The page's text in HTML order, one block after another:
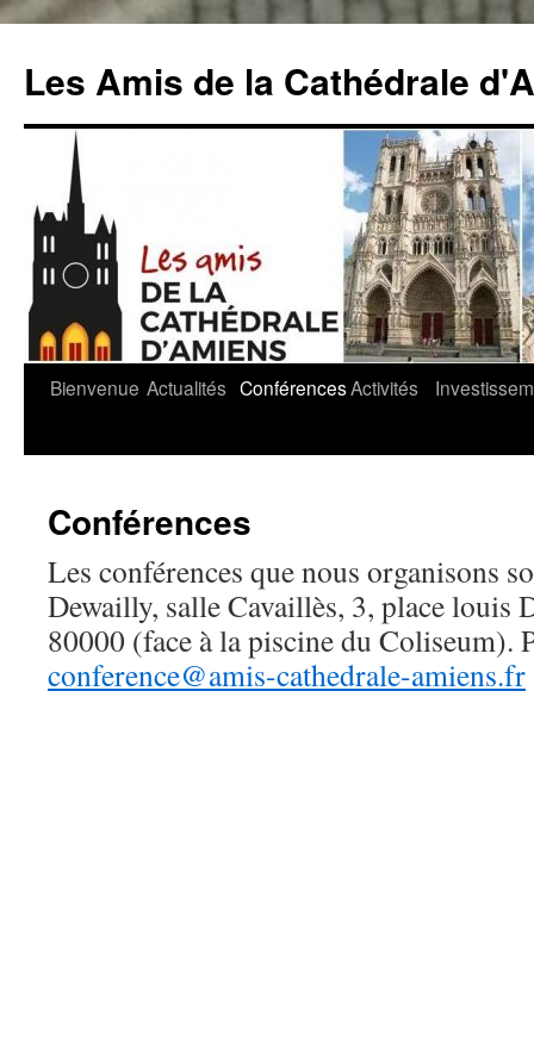
contenu
Les Amis de la Cathédrale
Bienvenue Actualités ConférencesActivités
Conférences
Les conférences que nous organisons
Dewailly, salle Cavaillès, 3, place louis
80000 (face à la piscine du Coliseum).
conference@amis-cathedrale-amiens.fr